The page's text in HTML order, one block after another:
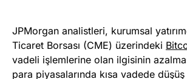
JPMorgan analistleri, kurumsal
Ticaret Borsası (CME) üzerindeki
vadeli işlemlerine olan ilgisinin
para piyasalarında kısa vadede